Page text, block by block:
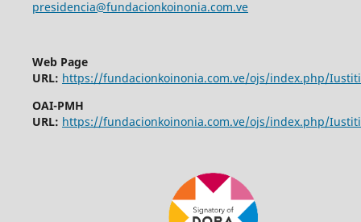
presidencia@fundacionkoinonia.com.ve
Web Page
URL: https://fundacionkoinonia.com.ve/ojs/index.php/
OAI-PMH
URL: https://fundacionkoinonia.com.ve/ojs/index.php/